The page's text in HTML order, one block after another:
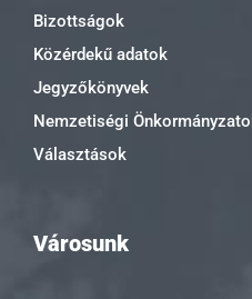
Bizottságok
Közérdekű adatok
Jegyzőkönyvek
Nemzetiségi
Választások
Városunk